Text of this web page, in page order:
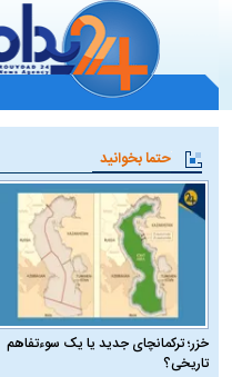
حتما بخوانید
خزر؛ ترکمانچای جدید یا یک سوءتفاهم
تاریخی؟